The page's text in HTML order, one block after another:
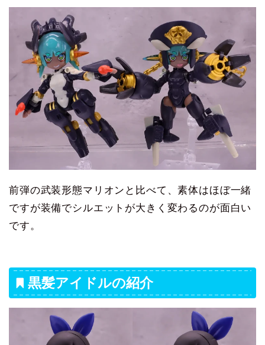
前弾の武装形態マリオンと比べて、素体はほぼ一緒
ですが装備でシルエットが大きく変わるのが面白い
です。
黒髪アイドルの紹介